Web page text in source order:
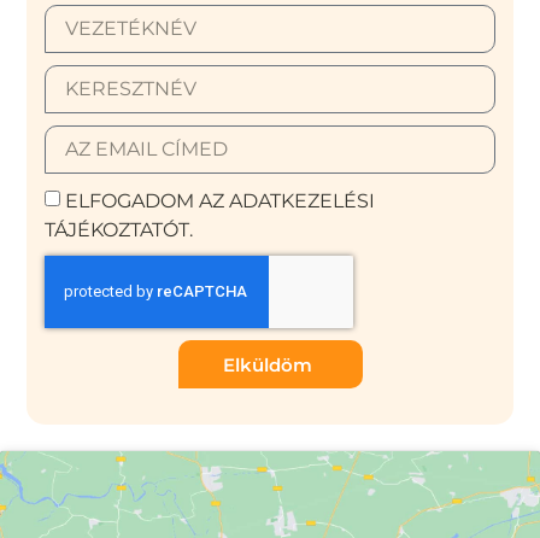
ELFOGADOM AZ ADATKEZELÉSI
TÁJÉKOZTATÓT.
Elküldöm